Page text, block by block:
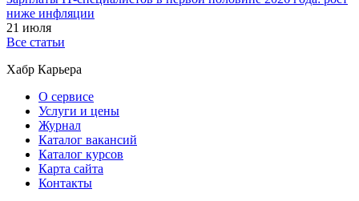
ниже инфляции
21 июля
Все статьи
Хабр Карьера
О сервисе
Услуги и цены
Журнал
Каталог вакансий
Каталог курсов
Карта сайта
Контакты